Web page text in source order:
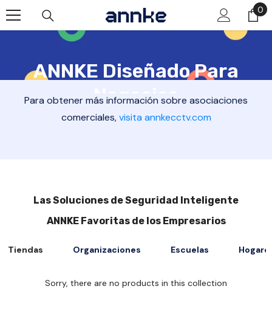
00
ANNKE Diseñado Para
Negocios
Para obtener más información sobre asociaciones
comerciales,visita annkecctv.com
Las Soluciones de Seguridad Inteligente
ANNKE Favoritas de los Empresarios
Tiendas Organizaciones Escuelas
Sorry, there are no products in this collection